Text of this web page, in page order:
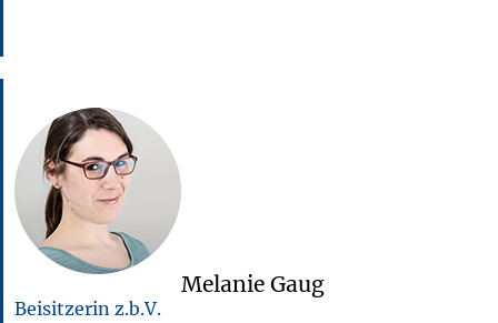
Melanie Gaug
Beisitzerin z.b.V.